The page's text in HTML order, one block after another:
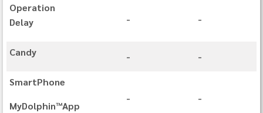
Operation
Delay
- -
Candy - -
SmartPhone
MyDolphin™App
- -